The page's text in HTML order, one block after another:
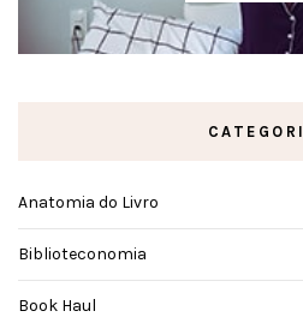
Anatomia do Livro
Biblioteconomia
Book Haul